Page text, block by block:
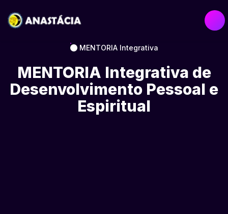
MENTORIA Integrativa
MENTORIA Integrativa de
Desenvolvimento Pessoal e
Espiritual